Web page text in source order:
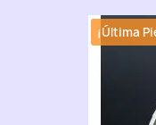
¡Última